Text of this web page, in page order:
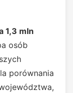
1,3 mln
osób
porównania